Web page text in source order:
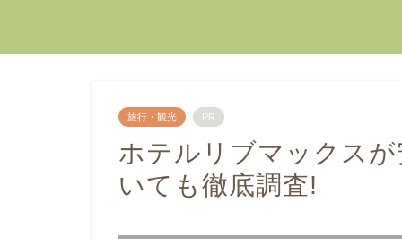
旅行・観光 PR
ホテルリブマックス
いても徹底調査!